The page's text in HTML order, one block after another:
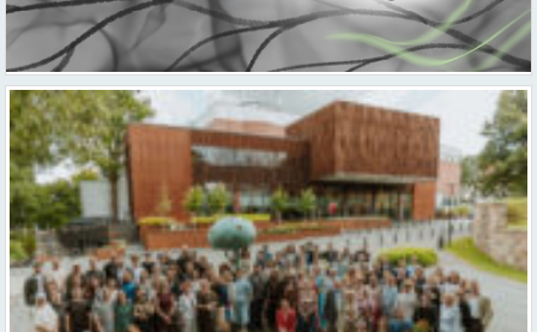
Valmieras teātris uzsāk 104. sezonu – par varu, brīvību